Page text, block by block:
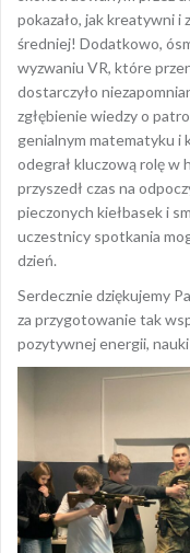
pieczonych kiełbasek i
uczestnicy spotkania
dzień.
Serdecznie dziękujemy
za przygotowanie tak
pozytywnej energii,